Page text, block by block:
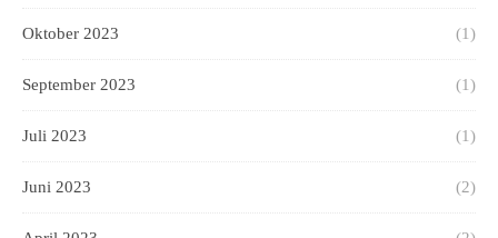
Oktober 2023 (1)
September 2023 (1)
Juli 2023 (1)
Juni 2023 (2)